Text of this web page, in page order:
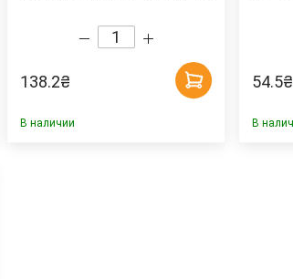
138.2₴
В наличии
54.5₴
В